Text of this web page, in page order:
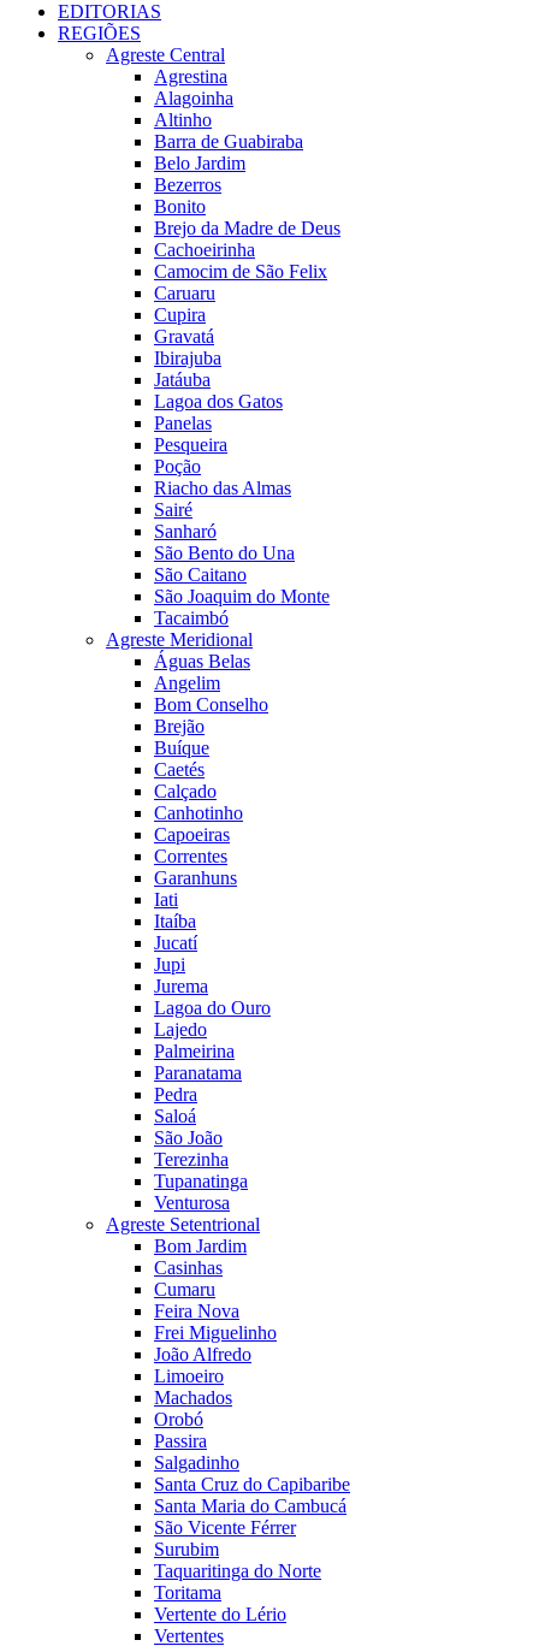
EDITORIAS
REGIÕES
Agreste Central
Agrestina
Alagoinha
Altinho
Barra de Guabiraba
Belo Jardim
Bezerros
Bonito
Brejo da Madre de Deus
Cachoeirinha
Camocim de São Felix
Caruaru
Cupira
Gravatá
Ibirajuba
Jatáuba
Lagoa dos Gatos
Panelas
Pesqueira
Poção
Riacho das Almas
Sairé
Sanharó
São Bento do Una
São Caitano
São Joaquim do Monte
Tacaimbó
Agreste Meridional
Águas Belas
Angelim
Bom Conselho
Brejão
Buíque
Caetés
Calçado
Canhotinho
Capoeiras
Correntes
Garanhuns
Iati
Itaíba
Jucatí
Jupi
Jurema
Lagoa do Ouro
Lajedo
Palmeirina
Paranatama
Pedra
Saloá
São João
Terezinha
Tupanatinga
Venturosa
Agreste Setentrional
Bom Jardim
Casinhas
Cumaru
Feira Nova
Frei Miguelinho
João Alfredo
Limoeiro
Machados
Orobó
Passira
Salgadinho
Santa Cruz do Capibaribe
Santa Maria do Cambucá
São Vicente Férrer
Surubim
Taquaritinga do Norte
Toritama
Vertente do Lério
Vertentes